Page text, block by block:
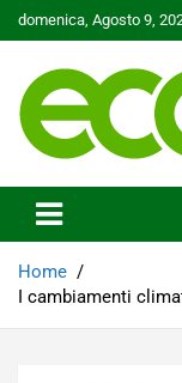
Skip
to
domenica, Agosto 9,
Ecoo.it
Home
I cambiamenti